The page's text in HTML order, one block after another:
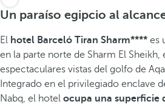
Un paraíso egipcio al
El hotel Barceló Tiran Sharm**** es
en la parte norte de Sharm El Sheikh,
espectaculares vistas del golfo de
Integrado en el privilegiado enclave
Nabq, el hotel ocupa una superficie